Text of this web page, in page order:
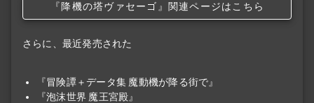
『降機の塔ヴァセーゴ』関連ページはこちら
さらに、最近発売された
『冒険譚＋データ集 魔動機が降る街で』
『泡沫世界 魔王宮殿』